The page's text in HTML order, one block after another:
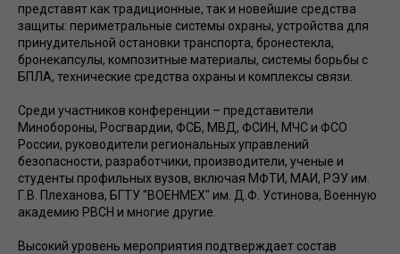
представят как традиционные, так и новейшие средства
защиты: периметральные системы охраны, устройства для
принудительной остановки транспорта, бронестекла,
бронекапсулы, композитные материалы, системы борьбы с
БПЛА, технические средства охраны и комплексы связи.
Среди участников конференции – представители
Минобороны, Росгвардии, ФСБ, МВД, ФСИН, МЧС и ФСО
России, руководители региональных управлений
безопасности, разработчики, производители, ученые и
студенты профильных вузов, включая МФТИ, МАИ, РЭУ им.
Г.В. Плеханова, БГТУ "ВОЕНМЕХ" им. Д.Ф. Устинова, Военную
академию РВСН и многие другие.
Высокий уровень мероприятия подтверждает состав